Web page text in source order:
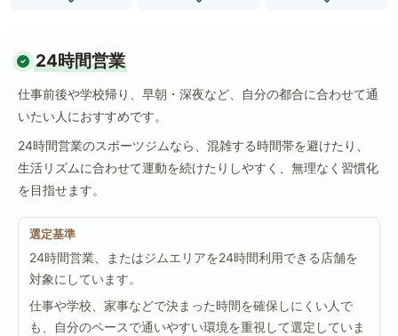
24時間営業
仕事前後や学校帰り、早朝・深夜など、自分の都合に合わせて通
いたい人におすすめです。
24時間営業のスポーツジムなら、混雑する時間帯を避けたり、
生活リズムに合わせて運動を続けたりしやすく、無理なく習慣化
を目指せます。
選定基準
24時間営業、またはジムエリアを24時間利用できる店舗を
対象にしています。
仕事や学校、家事などで決まった時間を確保しにくい人で
も、自分のペースで通いやすい環境を重視して選定していま